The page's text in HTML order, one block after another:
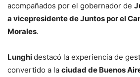
acompañados por el gobernador de
a vicepresidente de Juntos por el
Morales.
Lunghidestacó la experiencia de
convertido a la ciudad de Buenos